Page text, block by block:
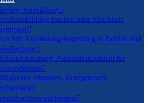
Ausbildung
machen oder Abschluss

Ausbildungsbegleitung in Betrieb und

Auslandsaufenthalt für

erkennen, Kompetenzen

nachholen